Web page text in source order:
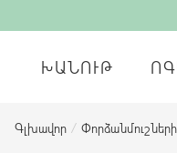
ԽԱՆՈՒԹ
Գլխավոր /